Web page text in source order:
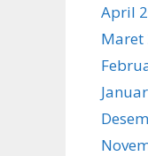
April
Maret